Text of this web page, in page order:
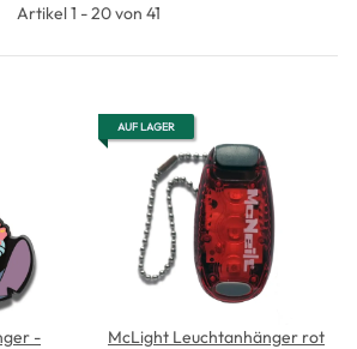
Artikel 1 - 20 von 41
-
AUF LAGER
McLight Leuchtanhänger rot